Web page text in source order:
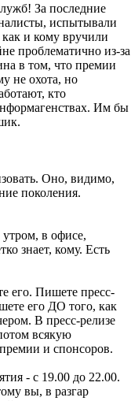
За последние
испытывали
как и кому вручили
проблематично из-за
в том, что премии
не охота, но
кто
Им бы
Оно, видимо,
поколения.
в офисе,
знает, кому. Есть
его. Пишете пресс-
его ДО того, как
В пресс-релизе
всякую
и спонсоров.
- с 19.00 до 22.00.
вы, в разгар